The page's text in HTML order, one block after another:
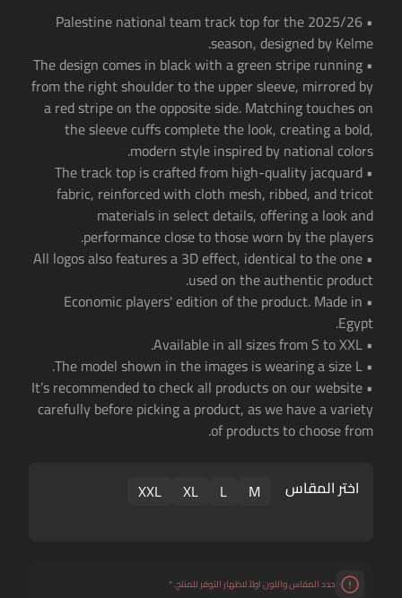
• Palestine national team track top for the 2025/26
season, designed by Kelme.
• The design comes in black with a green stripe running
from the right shoulder to the upper sleeve, mirrored by
a red stripe on the opposite side. Matching touches on
the sleeve cuffs complete the look, creating a bold,
modern style inspired by national colors.
• The track top is crafted from high-quality jacquard
fabric, reinforced with cloth mesh, ribbed, and tricot
materials in select details, offering a look and
performance close to those worn by the players.
• All logos also features a 3D effect, identical to the one
used on the authentic product.
• Economic players' edition of the product. Made in
Egypt.
• Available in all sizes from S to XXL.
• The model shown in the images is wearing a size L.
• It’s recommended to check all products on our website
carefully before picking a product, as we have a variety
of products to choose from.
اختر المقاس M
L
XL
XXL
حدد المقاس واللون اولاً لاظهار التوفر للمنتج.*